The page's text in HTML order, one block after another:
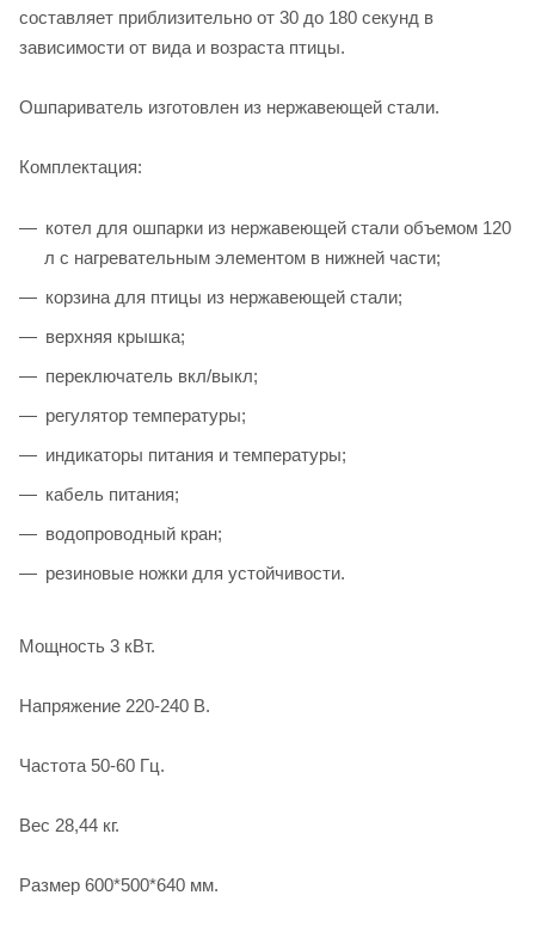
составляет приблизительно от 30 до 180 секунд в
зависимости от вида и возраста птицы.
Ошпариватель изготовлен из нержавеющей стали.
Комплектация:
котел для ошпарки из нержавеющей стали объемом 120
л с нагревательным элементом в нижней части;
корзина для птицы из нержавеющей стали;
верхняя крышка;
переключатель вкл/выкл;
регулятор температуры;
индикаторы питания и температуры;
кабель питания;
водопроводный кран;
резиновые ножки для устойчивости.
Мощность 3 кВт.
Напряжение 220-240 В.
Частота 50-60 Гц.
Вес 28,44 кг.
Размер 600*500*640 мм.